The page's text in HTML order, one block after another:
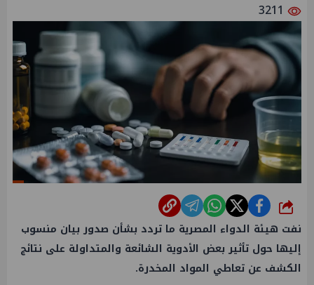
شارك
نفت هيئة الدواء المصرية ما تردد بشأن صدور بيان منسوب
إليها حول تأثير بعض الأدوية الشائعة والمتداولة على نتائج
الكشف عن تعاطي المواد المخدرة.